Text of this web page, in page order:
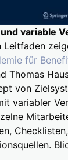
variable
Leitfaden
für
Thomas
von
variabler